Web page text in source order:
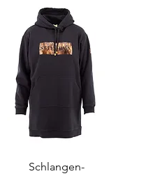
Schlangen-